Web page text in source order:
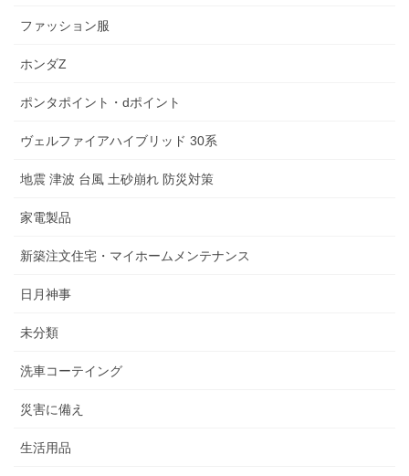
ファッション服
ホンダZ
ポンタポイント・dポイント
ヴェルファイアハイブリッド 30系
地震 津波 台風 土砂崩れ 防災対策
家電製品
新築注文住宅・マイホームメンテナンス
日月神事
未分類
洗車コーテイング
災害に備え
生活用品